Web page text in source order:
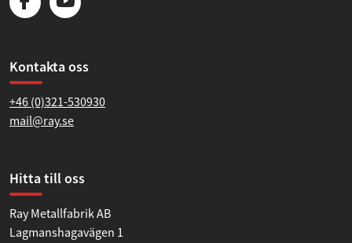
Kontakta oss
+46 (0)321-530930
mail@ray.se
Hitta till oss
Ray Metallfabrik AB
Lagmanshagavägen 1